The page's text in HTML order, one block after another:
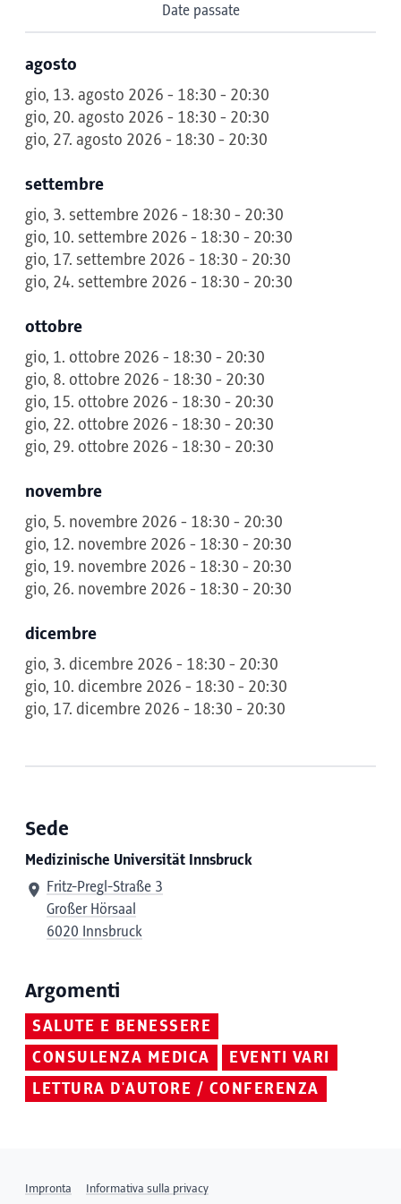
Date passate
agosto
gio, 13. agosto 2026 - 18:30 - 20:30
gio, 20. agosto 2026 - 18:30 - 20:30
gio, 27. agosto 2026 - 18:30 - 20:30
settembre
gio, 3. settembre 2026 - 18:30 - 20:30
gio, 10. settembre 2026 - 18:30 - 20:30
gio, 17. settembre 2026 - 18:30 - 20:30
gio, 24. settembre 2026 - 18:30 - 20:30
ottobre
gio, 1. ottobre 2026 - 18:30 - 20:30
gio, 8. ottobre 2026 - 18:30 - 20:30
gio, 15. ottobre 2026 - 18:30 - 20:30
gio, 22. ottobre 2026 - 18:30 - 20:30
gio, 29. ottobre 2026 - 18:30 - 20:30
novembre
gio, 5. novembre 2026 - 18:30 - 20:30
gio, 12. novembre 2026 - 18:30 - 20:30
gio, 19. novembre 2026 - 18:30 - 20:30
gio, 26. novembre 2026 - 18:30 - 20:30
dicembre
gio, 3. dicembre 2026 - 18:30 - 20:30
gio, 10. dicembre 2026 - 18:30 - 20:30
gio, 17. dicembre 2026 - 18:30 - 20:30
Sede
Medizinische Universität Innsbruck
Fritz-Pregl-Straße 3
Großer Hörsaal
6020 Innsbruck
Argomenti
SALUTE E BENESSERE
CONSULENZA MEDICA
EVENTI VARI
LETTURA D'AUTORE / CONFERENZA
Impronta Informativa sulla privacy